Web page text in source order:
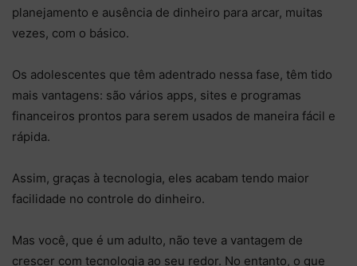
planejamento e ausência de dinheiro para arcar, muitas
vezes, com o básico.
Os adolescentes que têm adentrado nessa fase, têm tido
mais vantagens: são vários apps, sites e programas
financeiros prontos para serem usados de maneira fácil e
rápida.
Assim, graças à tecnologia, eles acabam tendo maior
facilidade no controle do dinheiro.
Mas você, que é um adulto, não teve a vantagem de
crescer com tecnologia ao seu redor. No entanto, o que